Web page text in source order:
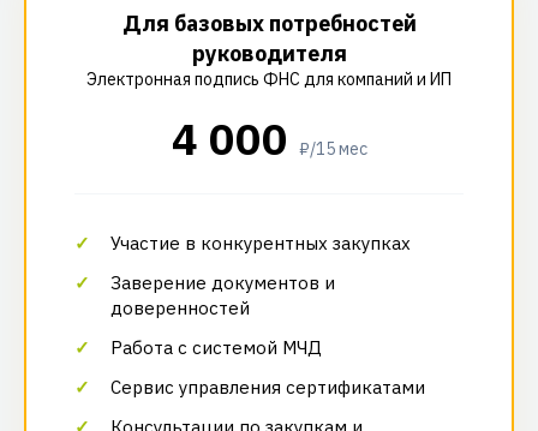
Для базовых потребностей
руководителя
Электронная подпись ФНС для компаний и ИП
4 000 ₽/15 мес
Участие в конкурентных закупках
Заверение документов и
доверенностей
Работа с системой МЧД
Сервис управления сертификатами